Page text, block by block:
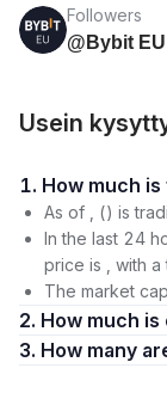
Followers
@Bybit EU
Usein
As of , () is
In the last 24
price is , with a
The market
2. How much
3.